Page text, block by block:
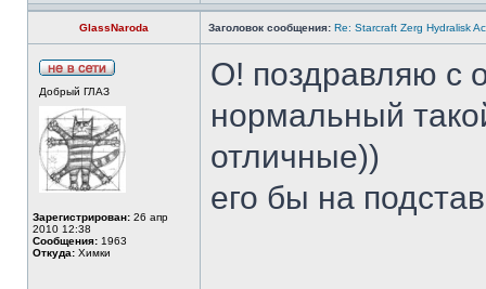
GlassNaroda Заголовок сообщения: Re: Starcraft Zerg Hydralisk
Добрый ГЛАЗ
Зарегистрирован: 26 апр
2010 12:38
Сообщения: 1963
Откуда: Химки
О! поздравляю с
нормальный
отличные))
его бы на